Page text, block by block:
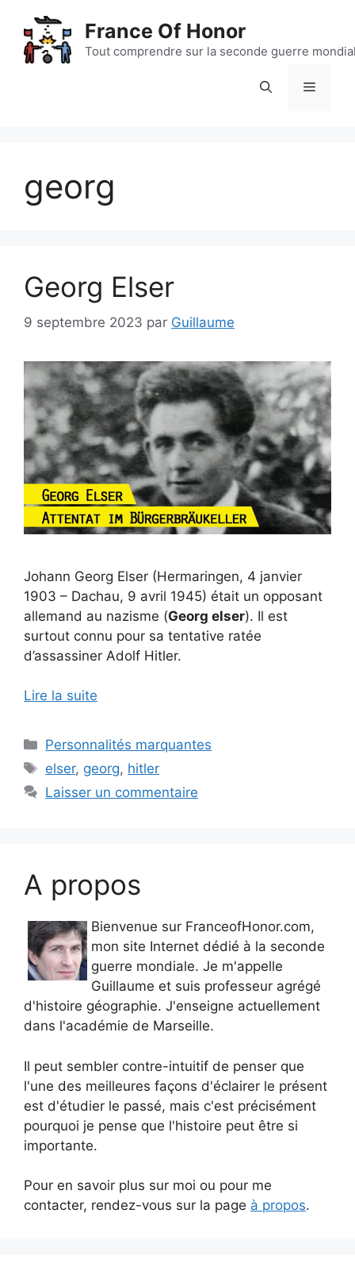
contenu
France Of Honor
Tout comprendre sur la seconde guerre
Menu
georg
Georg Elser
9 septembre 2023 par Guillaume
Johann Georg Elser (Hermaringen, 4 janvier
1903 – Dachau, 9 avril 1945) était un opposant
allemand au nazisme (Georg elser). Il est
surtout connu pour sa tentative ratée
d’assassiner Adolf Hitler.
Lire la suite
Catégories
Personnalités marquantes
Étiquettes
elser, georg, hitler
Laisser un commentaire
A propos
Bienvenue sur FranceofHonor.com,
mon site Internet dédié à la seconde
guerre mondiale. Je m'appelle
Guillaume et suis professeur agrégé
d'histoire géographie. J'enseigne actuellement
dans l'académie de Marseille.
Il peut sembler contre-intuitif de penser que
l'une des meilleures façons d'éclairer le présent
est d'étudier le passé, mais c'est précisément
pourquoi je pense que l'histoire peut être si
importante.
Pour en savoir plus sur moi ou pour me
contacter, rendez-vous sur la page à propos.